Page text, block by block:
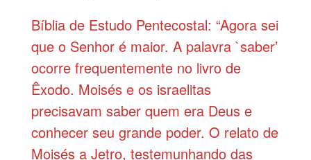
Bíblia de Estudo Pentecostal: “Agora sei
que o Senhor é maior. A palavra `saber’
ocorre frequentemente no livro de
Êxodo. Moisés e os israelitas
precisavam saber quem era Deus e
conhecer seu grande poder. O relato de
Moisés a Jetro, testemunhando das